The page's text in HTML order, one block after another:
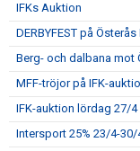
IFKs Auktion
DERBYFEST på
Berg- och dalbana mot
MFF-tröjor på IFK-
IFK-auktion lördag 27/4
Intersport 25% 23/4-30/